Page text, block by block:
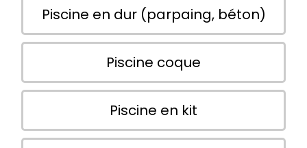
Piscine en dur (parpaing, béton)
Piscine coque
Piscine en kit